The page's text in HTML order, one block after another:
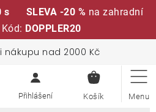
s SLEVA -20 % na zahradní
DOPPLER20
nad 2000 Kč
KOŠÍK